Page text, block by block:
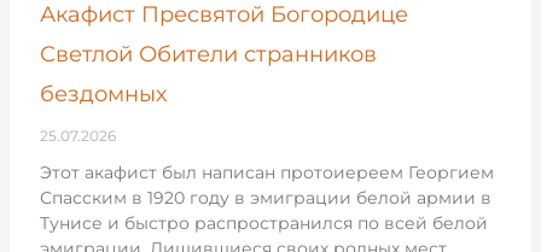
Акафист Пресвятой Богородице
Светлой Обители странников
бездомных
25.07.2026
Этот акафист был написан протоиереем Георгием
Спасским в 1920 году в эмиграции белой армии в
Тунисе и быстро распространился по всей белой